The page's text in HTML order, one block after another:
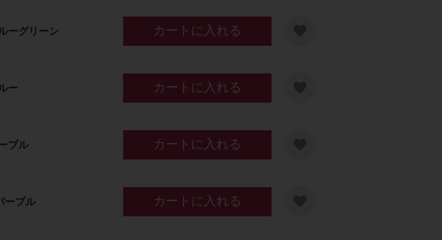
ーグリーン カートに入れる
ー カートに入れる
プル カートに入れる
ープル カートに入れる